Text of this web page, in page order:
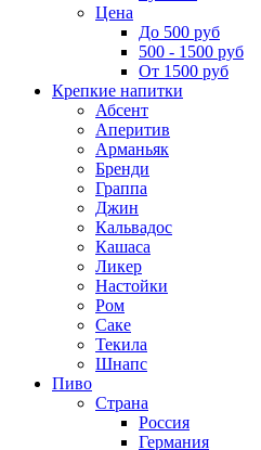
Цена
До 500 руб
500 - 1500 руб
От 1500 руб
Крепкие напитки
Абсент
Аперитив
Арманьяк
Бренди
Граппа
Джин
Кальвадос
Кашаса
Ликер
Настойки
Ром
Саке
Текила
Шнапс
Пиво
Страна
Россия
Германия